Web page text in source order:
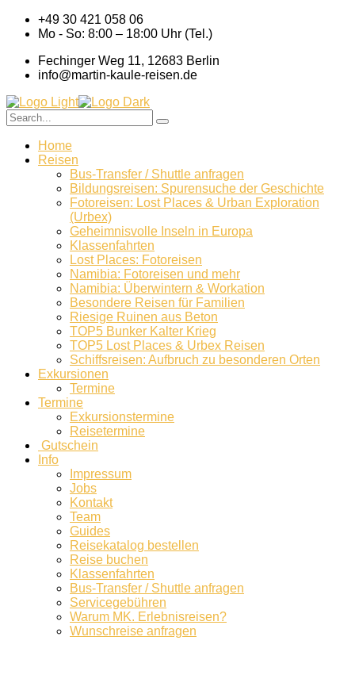
+49 30 421 058 06
Mo - So: 8:00 – 18:00 Uhr (Tel.)
Fechinger Weg 11, 12683 Berlin
info@martin-kaule-reisen.de
Home
Reisen
Bus-Transfer / Shuttle anfragen
Bildungsreisen: Spurensuche der Geschichte
Fotoreisen: Lost Places & Urban Exploration
(Urbex)
Geheimnisvolle Inseln in Europa
Klassenfahrten
Lost Places: Fotoreisen
Namibia: Fotoreisen und mehr
Namibia: Überwintern & Workation
Besondere Reisen für Familien
Riesige Ruinen aus Beton
TOP5 Bunker Kalter Krieg
TOP5 Lost Places & Urbex Reisen
Schiffsreisen: Aufbruch zu besonderen Orten
Exkursionen
Termine
Termine
Exkursionstermine
Reisetermine
Gutschein
Info
Impressum
Jobs
Kontakt
Team
Guides
Reisekatalog bestellen
Reise buchen
Klassenfahrten
Bus-Transfer / Shuttle anfragen
Servicegebühren
Warum MK. Erlebnisreisen?
Wunschreise anfragen